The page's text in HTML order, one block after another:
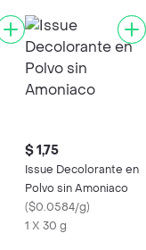
$ 1,75
Issue Decolorante en
Polvo sin Amoniaco
($0.0584/g)
1 X 30 g